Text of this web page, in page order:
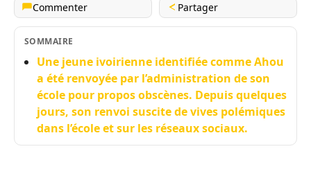
Commenter
Partager
SOMMAIRE
Une jeune ivoirienne identifiée comme Ahou
a été renvoyée par l’administration de son
école pour propos obscènes. Depuis quelques
jours, son renvoi suscite de vives polémiques
dans l’école et sur les réseaux sociaux.